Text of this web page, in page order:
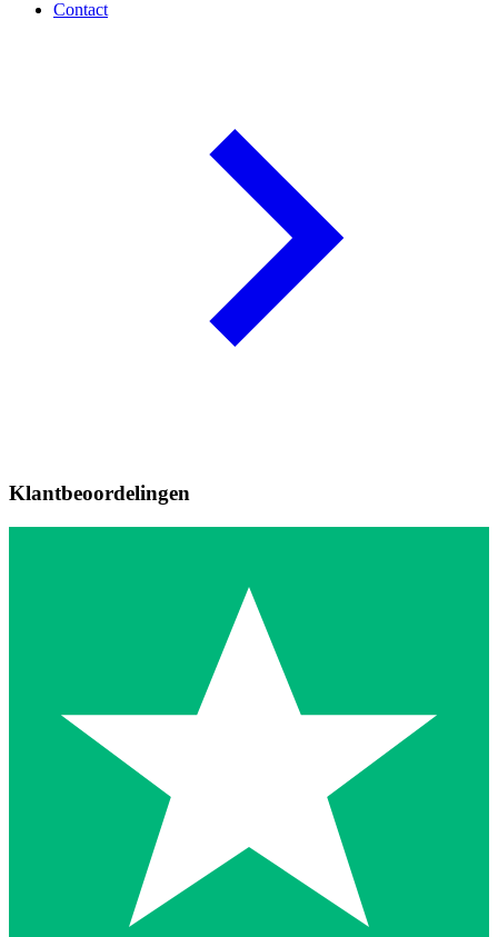
Contact
Klantbeoordelingen